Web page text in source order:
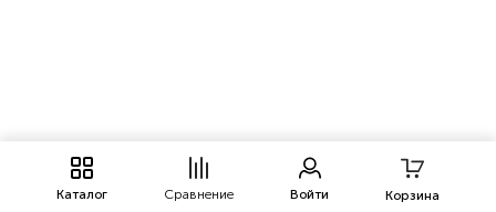
Каталог Сравнение Войти Корзина